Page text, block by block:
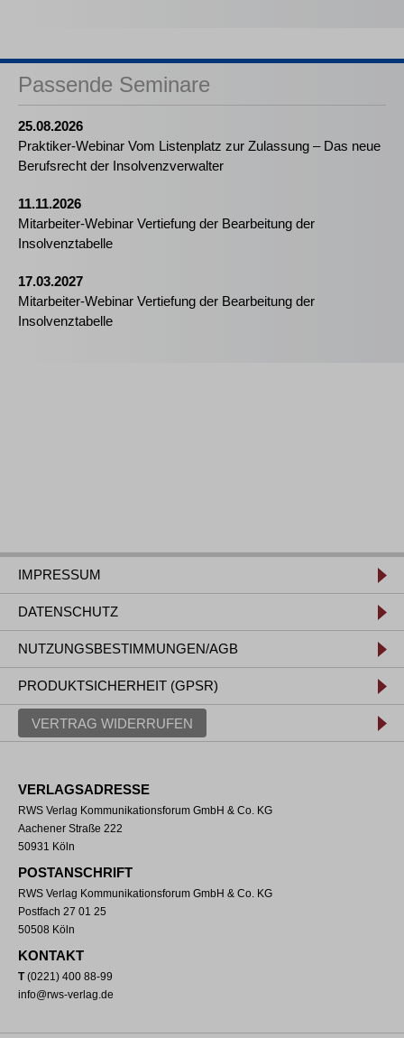
Passende Seminare
25.08.2026
Praktiker-Webinar Vom Listenplatz zur Zulassung – Das neue
Berufsrecht der Insolvenzverwalter
11.11.2026
Mitarbeiter-Webinar Vertiefung der Bearbeitung der
Insolvenztabelle
17.03.2027
Mitarbeiter-Webinar Vertiefung der Bearbeitung der
Insolvenztabelle
IMPRESSUM
DATENSCHUTZ
NUTZUNGSBESTIMMUNGEN/AGB
PRODUKTSICHERHEIT (GPSR)
VERTRAG WIDERRUFEN
VERLAGSADRESSE
RWS Verlag Kommunikationsforum GmbH & Co. KG
Aachener Straße 222
50931 Köln
POSTANSCHRIFT
RWS Verlag Kommunikationsforum GmbH & Co. KG
Postfach 27 01 25
50508 Köln
KONTAKT
T(0221) 400 88-99
info@rws-verlag.de